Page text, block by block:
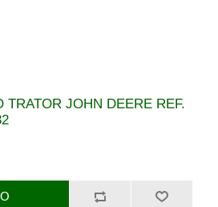
TRATOR JOHN DEERE REF.